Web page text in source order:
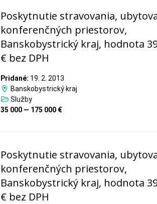
Poskytnutie stravovania,
konferenčných priestorov,
Banskobystrický kraj, hodnota
€ bez DPH
Pridané: 19. 2. 2013
Banskobystrický kraj
Služby
35 000 — 175 000 €
Poskytnutie stravovania,
konferenčných priestorov,
Banskobystrický kraj, hodnota
€ bez DPH